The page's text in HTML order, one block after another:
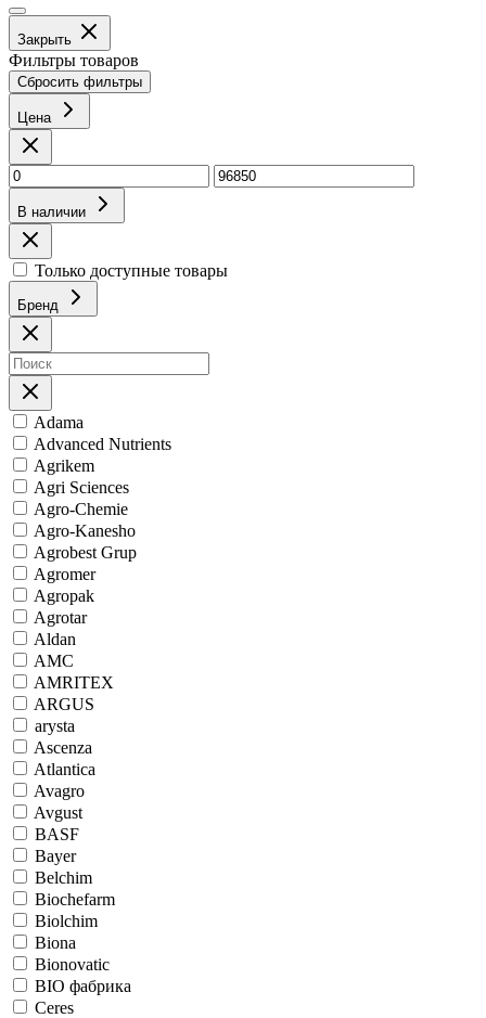
Закрыть
Фильтры товаров
Сбросить фильтры
Цена
В наличии
Только доступные товары
Бренд
Adama
Advanced Nutrients
Agrikem
Agri Sciences
Agro-Chemie
Agro-Kanesho
Agrobest Grup
Agromer
Agropak
Agrotar
Aldan
AMC
AMRITEX
ARGUS
arysta
Ascenza
Atlantica
Avagro
Avgust
BASF
Bayer
Belchim
Biochefarm
Biolchim
Biona
Bionovatic
BIO фабрика
Ceres